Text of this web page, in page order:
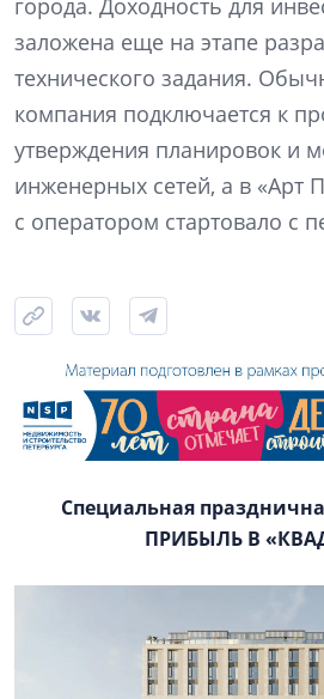
города. Доходность для
заложена еще на этапе
технического задания.
компания подключается к
утверждения планировок и
инженерных сетей, а в «Арт
с оператором стартовало с
Специальная
ПРИБЫЛЬ В